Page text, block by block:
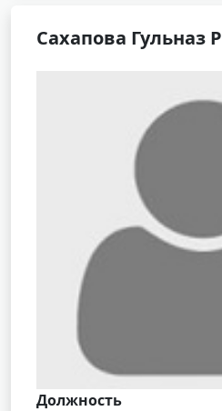
Сахапова Гульназ
Должность